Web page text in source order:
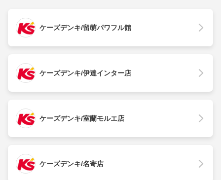
ケーズデンキ/留萌パワフル館
ケーズデンキ/伊達インター店
ケーズデンキ/室蘭モルエ店
ケーズデンキ/名寄店